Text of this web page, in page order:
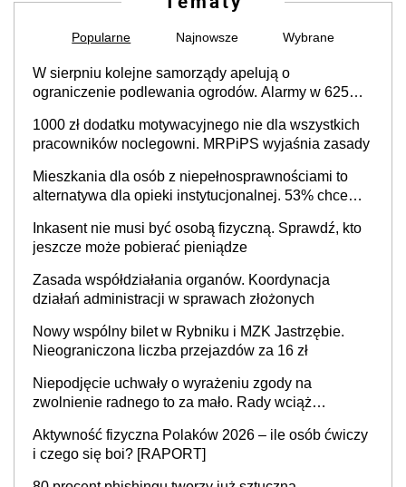
Popularne Najnowsze Wybrane
W sierpniu kolejne samorządy apelują o
ograniczenie podlewania ogrodów. Alarmy w 625
cały kraj
1000 zł dodatku motywacyjnego nie dla wszystkich
pracowników noclegowni. MRPiPS wyjaśnia zasady
Mieszkania dla osób z niepełnosprawnościami to
alternatywa dla opieki instytucjonalnej. 53% chce
Inkasent nie musi być osobą fizyczną. Sprawdź, kto
jeszcze może pobierać pieniądze
Zasada współdziałania organów. Koordynacja
działań administracji w sprawach złożonych
Nowy wspólny bilet w Rybniku i MZK Jastrzębie.
Nieograniczona liczba przejazdów za 16 zł
Niepodjęcie uchwały o wyrażeniu zgody na
zwolnienie radnego to za mało. Rady wciąż
sprawy
Aktywność fizyczna Polaków 2026 – ile osób ćwiczy
i czego się boi? [RAPORT]